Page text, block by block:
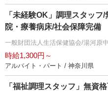
「未経験OK」調理スタッ
院・療養病床/社会保障完備
一般財団法人生活保健協会/湯河原
時給1,300円～
アルバイト・パート / 神奈川県
「福祉調理スタッフ」無資